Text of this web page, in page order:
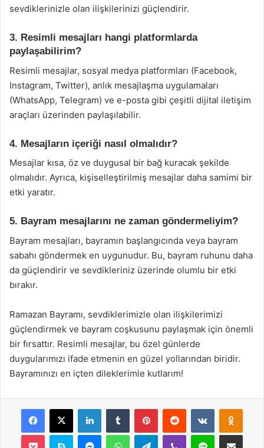
sevdiklerinizle olan ilişkilerinizi güçlendirir.
3. Resimli mesajları hangi platformlarda
paylaşabilirim?
Resimli mesajlar, sosyal medya platformları (Facebook,
Instagram, Twitter), anlık mesajlaşma uygulamaları
(WhatsApp, Telegram) ve e-posta gibi çeşitli dijital iletişim
araçları üzerinden paylaşılabilir.
4. Mesajların içeriği nasıl olmalıdır?
Mesajlar kısa, öz ve duygusal bir bağ kuracak şekilde
olmalıdır. Ayrıca, kişiselleştirilmiş mesajlar daha samimi bir
etki yaratır.
5. Bayram mesajlarını ne zaman göndermeliyim?
Bayram mesajları, bayramın başlangıcında veya bayram
sabahı göndermek en uygunudur. Bu, bayram ruhunu daha
da güçlendirir ve sevdikleriniz üzerinde olumlu bir etki
bırakır.
Ramazan Bayramı, sevdiklerimizle olan ilişkilerimizi
güçlendirmek ve bayram coşkusunu paylaşmak için önemli
bir fırsattır. Resimli mesajlar, bu özel günlerde
duygularımızı ifade etmenin en güzel yollarından biridir.
Bayramınızı en içten dileklerimle kutlarım!
Facebook
X LinkedInTumblr PinterestReddit VKontakte
Pocket Skype MessengerWhatsAppTelegramViber Line E-Posta ile